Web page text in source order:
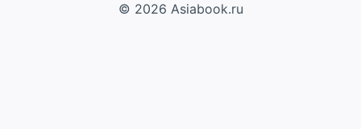
© 2026 Asiabook.ru